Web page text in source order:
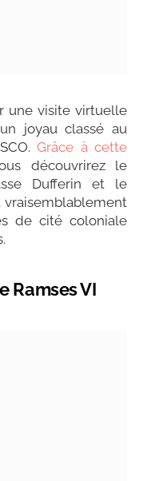
une visite virtuelle
joyau classé au
Grâce à cette
découvrirez le
Dufferin et le
vraisemblablement
de cité coloniale
Ramses VI